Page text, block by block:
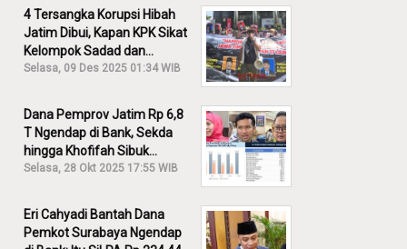
4 Tersangka Korupsi Hibah
Jatim Dibui, Kapan KPK Sikat
Kelompok Sadad dan
Iskandar?
Selasa, 09 Des 2025 01:34 WIB
Dana Pemprov Jatim Rp 6,8
T Ngendap di Bank, Sekda
hingga Khofifah Sibuk
Membantah!
Selasa, 28 Okt 2025 17:55 WIB
Eri Cahyadi Bantah Dana
Pemkot Surabaya Ngendap